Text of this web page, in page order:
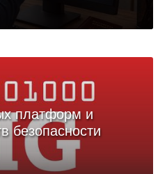
платформ и
безопасности